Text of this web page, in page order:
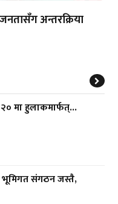
जनतासँग अन्तरक्रिया
मा हुलाकमार्फत्...
भूमिगत संगठन जस्तै,